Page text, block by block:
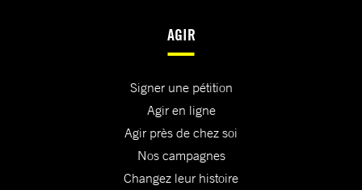
AGIR
Signer une pétition
Agir en ligne
Agir près de chez soi
Nos campagnes
Changez leur histoire